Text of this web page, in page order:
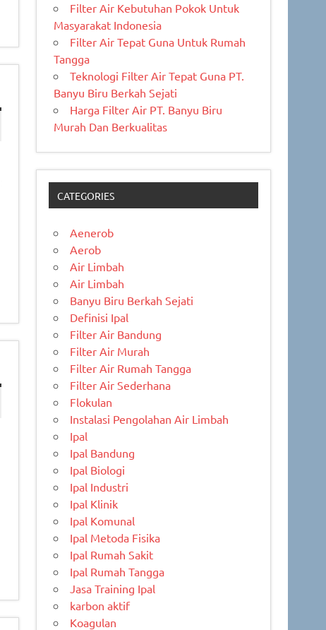
Filter Air Kebutuhan Pokok Untuk
Masyarakat Indonesia
Filter Air Tepat Guna Untuk Rumah
Tangga
Teknologi Filter Air Tepat Guna PT.
Banyu Biru Berkah Sejati
Harga Filter Air PT. Banyu Biru
Murah Dan Berkualitas
CATEGORIES
Aenerob
Aerob
Air Limbah
Air Limbah
Banyu Biru Berkah Sejati
Definisi Ipal
Filter Air Bandung
Filter Air Murah
Filter Air Rumah Tangga
Filter Air Sederhana
Flokulan
Instalasi Pengolahan Air Limbah
Ipal
Ipal Bandung
Ipal Biologi
Ipal Industri
Ipal Klinik
Ipal Komunal
Ipal Metoda Fisika
Ipal Rumah Sakit
Ipal Rumah Tangga
Jasa Training Ipal
karbon aktif
Koagulan